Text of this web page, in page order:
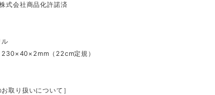
式会社商品化許諾済
230×40×2mm（22cm定規）
お取り扱いについて］